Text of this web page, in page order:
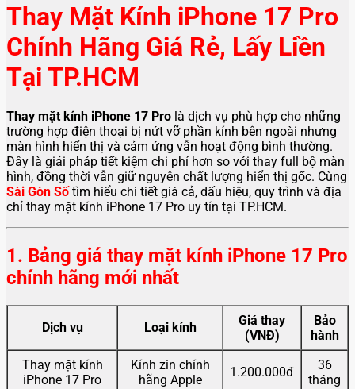
Thay Mặt Kính iPhone 17 Pro
Chính Hãng Giá Rẻ, Lấy Liền
Tại TP.HCM
Thay mặt kính iPhone 17 Pro là dịch vụ phù hợp cho những
trường hợp điện thoại bị nứt vỡ phần kính bên ngoài nhưng
màn hình hiển thị và cảm ứng vẫn hoạt động bình thường.
Đây là giải pháp tiết kiệm chi phí hơn so với thay full bộ màn
hình, đồng thời vẫn giữ nguyên chất lượng hiển thị gốc. Cùng
Sài Gòn Sốtìm hiểu chi tiết giá cả, dấu hiệu, quy trình và địa
chỉ thay mặt kính iPhone 17 Pro uy tín tại TP.HCM.
1. Bảng giá thay mặt kính iPhone 17 Pro
chính hãng mới nhất
Dịch vụ Loại kính
Giá thay
(VNĐ)
Bảo
hành
Thay mặt kính
iPhone 17 Pro
Kính zin chính
hãng Apple
1.200.000đ
36
tháng